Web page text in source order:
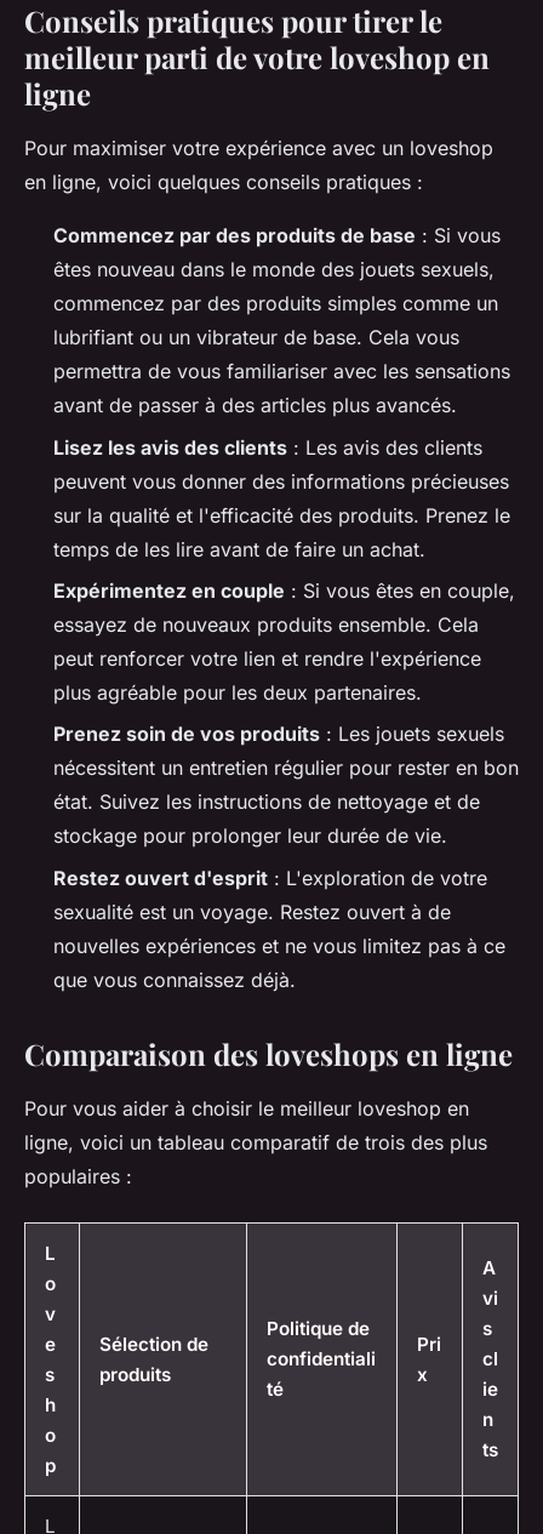
Conseils pratiques pour tirer le
meilleur parti de votre loveshop en
ligne
Pour maximiser votre expérience avec un loveshop
en ligne, voici quelques conseils pratiques :
Commencez par des produits de base : Si vous
êtes nouveau dans le monde des jouets sexuels,
commencez par des produits simples comme un
lubrifiant ou un vibrateur de base. Cela vous
permettra de vous familiariser avec les sensations
avant de passer à des articles plus avancés.
Lisez les avis des clients : Les avis des clients
peuvent vous donner des informations précieuses
sur la qualité et l'efficacité des produits. Prenez le
temps de les lire avant de faire un achat.
Expérimentez en couple : Si vous êtes en couple,
essayez de nouveaux produits ensemble. Cela
peut renforcer votre lien et rendre l'expérience
plus agréable pour les deux partenaires.
Prenez soin de vos produits : Les jouets sexuels
nécessitent un entretien régulier pour rester en bon
état. Suivez les instructions de nettoyage et de
stockage pour prolonger leur durée de vie.
Restez ouvert d'esprit : L'exploration de votre
sexualité est un voyage. Restez ouvert à de
nouvelles expériences et ne vous limitez pas à ce
que vous connaissez déjà.
Comparaison des loveshops en ligne
Pour vous aider à choisir le meilleur loveshop en
ligne, voici un tableau comparatif de trois des plus
populaires :
L
o
v
e
s
h
o
p
Sélection de
produits
Politique de
confidentiali
té
Pri
x
A
vi
s
cl
ie
n
ts
L